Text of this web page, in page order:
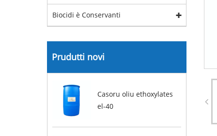
Biocidi è Conservanti
Prudutti novi
Casoru oliu ethoxylates
el-40